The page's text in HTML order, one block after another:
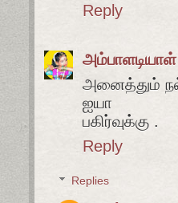
Reply
அம்பாளடியாள்
அனைத்தும்
ஐயா
பகிர்வுக்கு .
Reply
Replies